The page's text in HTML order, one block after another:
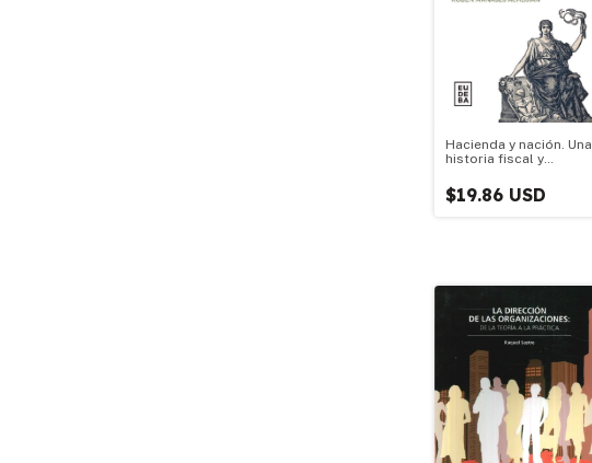
Hacienda y nación. Una
historia fiscal y
argentina
$19.86 USD